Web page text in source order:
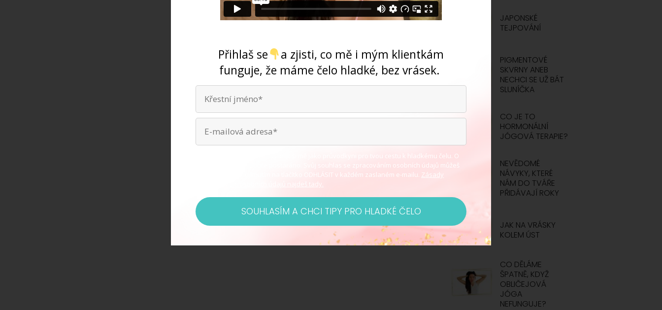
JAPONSKÉ
TEJPOVÁNÍ
PIGMENTOVÉ
SKVRNY ANEB
NECHCI SE UŽ BÁT
SLUNÍČKA
CO JE TO
HORMONÁLNÍ
JÓGOVÁ TERAPIE?
NEVĚDOMÉ
NÁVYKY, KTERÉ
NÁM DO TVÁŘE
PŘIDÁVAJÍ ROKY
JAK NA VRÁSKY
KOLEM ÚST
CO DĚLÁME
ŠPATNĚ, KDYŽ
OBLIČEJOVÁ
JÓGA
NEFUNGUJE?
Přihlaš se
a zjisti, co mě i mým klientkám
funguje, že máme čelo hladké, bez vrásek.
Děkuji za tvé rozhodnutí vybrat si mě jako průvodkyni pro tvou cestu k hladkému čelu. O
tvé údaje je u mě dobře postaráno. Svůj souhlas se zpracováním osobních údajů můžeš
kdykoli odvolat kliknutím na tlačítko ODHLÁSIT v každém zaslaném e-mailu. Zásady
zpracovávání osobních údajů najdeš tady.
SOUHLASÍM A CHCI TIPY PRO HLADKÉ ČELO